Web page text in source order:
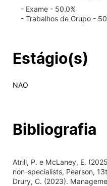
- Exame - 50.0%
- Trabalhos de Grupo -
Estágio(s)
NAO
Bibliografia
Atrill, P. e McLaney, E.
non-specialists, Pearson,
Drury, C. (2023).